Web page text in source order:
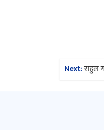
Next:राहुल